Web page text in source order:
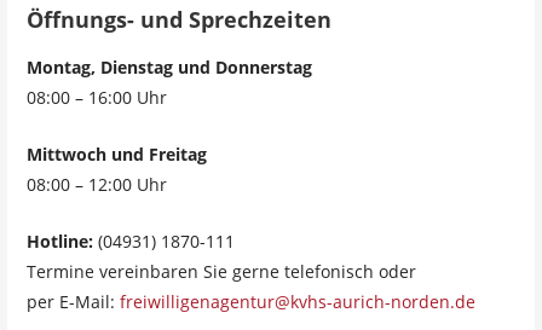
Öffnungs- und Sprechzeiten
Montag, Dienstag und Donnerstag
08:00 – 16:00 Uhr
Mittwoch und Freitag
08:00 – 12:00 Uhr
Hotline: (04931) 1870-111
Termine vereinbaren Sie gerne telefonisch oder
per E-Mail:freiwilligenagentur@kvhs-aurich-norden.de